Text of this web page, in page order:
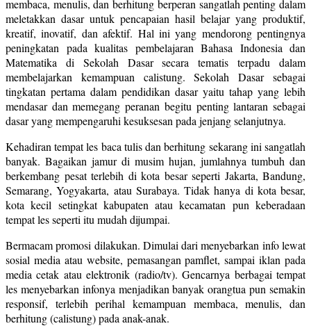
membaca, menulis, dan berhitung berperan sangatlah penting dalam
meletakkan dasar untuk pencapaian hasil belajar yang produktif,
kreatif, inovatif, dan afektif. Hal ini yang mendorong pentingnya
peningkatan pada kualitas pembelajaran Bahasa Indonesia dan
Matematika di Sekolah Dasar secara tematis terpadu dalam
membelajarkan kemampuan calistung. Sekolah Dasar sebagai
tingkatan pertama dalam pendidikan dasar yaitu tahap yang lebih
mendasar dan memegang peranan begitu penting lantaran sebagai
dasar yang mempengaruhi kesuksesan pada jenjang selanjutnya.
Kehadiran tempat les baca tulis dan berhitung sekarang ini sangatlah
banyak. Bagaikan jamur di musim hujan, jumlahnya tumbuh dan
berkembang pesat terlebih di kota besar seperti Jakarta, Bandung,
Semarang, Yogyakarta, atau Surabaya. Tidak hanya di kota besar,
kota kecil setingkat kabupaten atau kecamatan pun keberadaan
tempat les seperti itu mudah dijumpai.
Bermacam promosi dilakukan. Dimulai dari menyebarkan info lewat
sosial media atau website, pemasangan pamflet, sampai iklan pada
media cetak atau elektronik (radio/tv). Gencarnya berbagai tempat
les menyebarkan infonya menjadikan banyak orangtua pun semakin
responsif, terlebih perihal kemampuan membaca, menulis, dan
berhitung (calistung) pada anak-anak.